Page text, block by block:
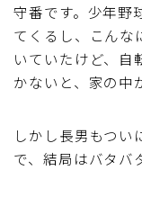
iGPSPORT
カステリ
ディスクブレーキ
守番です。少年野
てくるし、こんな
いていたけど、自
かないと、家の中
しかし長男もつ
で、結局はバタバ